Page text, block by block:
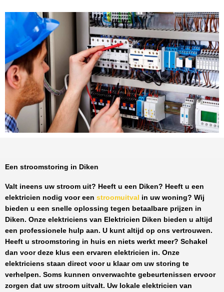
Een stroomstoring in Diken
Valt ineens uw stroom uit? Heeft u een Diken? Heeft u een
elektricien nodig voor een stroomuitval in uw woning? Wij
bieden u een snelle oplossing tegen betaalbare prijzen in
Diken. Onze elektriciens van Elektricien Diken bieden u altijd
een professionele hulp aan. U kunt altijd op ons vertrouwen.
Heeft u stroomstoring in huis en niets werkt meer? Schakel
dan voor deze klus een ervaren elektricien in. Onze
elektriciens staan direct voor u klaar om uw storing te
verhelpen. Soms kunnen onverwachte gebeurtenissen ervoor
zorgen dat uw stroom uitvalt. Uw lokale elektricien van